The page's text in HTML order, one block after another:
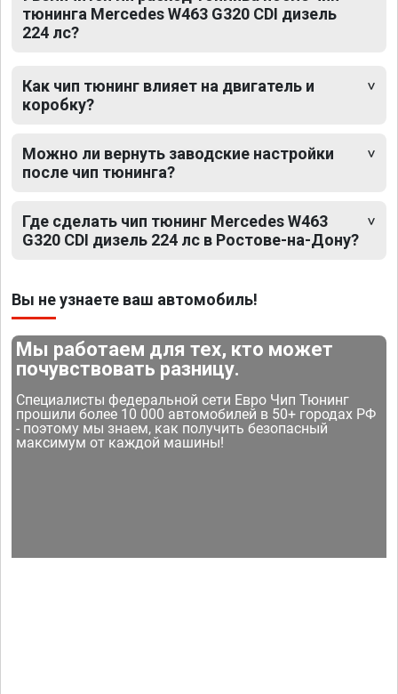
тюнинга Mercedes W463 G320 CDI дизель
224 лс?
Как чип тюнинг влияет на двигатель и
коробку?
Можно ли вернуть заводские настройки
после чип тюнинга?
Где сделать чип тюнинг Mercedes W463
G320 CDI дизель 224 лс в Ростове-на-Дону?
Вы не узнаете ваш автомобиль!
Мы работаем для тех, кто может
почувствовать разницу.
Специалисты федеральной сети Евро Чип Тюнинг
прошили более 10 000 автомобилей в 50+ городах РФ
- поэтому мы знаем, как получить безопасный
максимум от каждой машины!